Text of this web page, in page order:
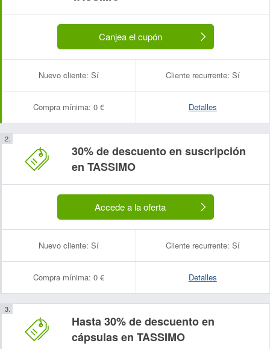
Canjea el cupón
Nuevo cliente: Sí Cliente recurrente: Sí
Compra mínima: 0 € Detalles
30% de descuento en suscripción
en TASSIMO
Accede a la oferta
Nuevo cliente: Sí Cliente recurrente: Sí
Compra mínima: 0 € Detalles
Hasta 30% de descuento en
cápsulas en TASSIMO